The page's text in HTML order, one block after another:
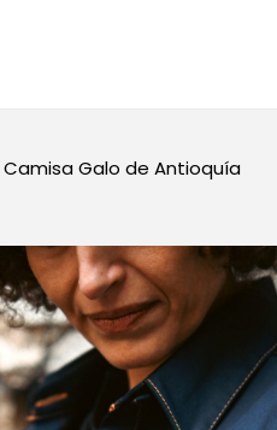
Camisa Galo de Antioquía